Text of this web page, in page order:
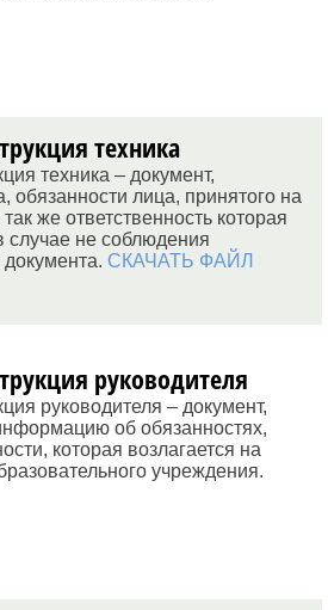
техника
техника – документ,
лица, принятого на
же ответственность которая
случае не соблюдения
СКАЧАТЬ ФАЙЛ
руководителя
руководителя – документ,
об обязанностях,
которая возлагается на
учреждения.